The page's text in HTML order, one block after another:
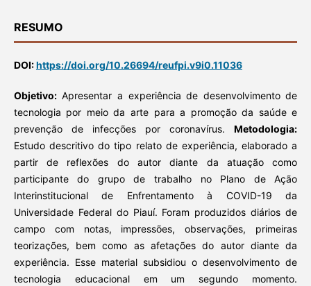
RESUMO
DOI:https://doi.org/10.26694/reufpi.v9i0.11036
Objetivo:Apresentar a experiência de desenvolvimento de
tecnologia por meio da arte para a promoção da saúde e
prevenção de infecções por coronavírus.Metodologia:
Estudo descritivo do tipo relato de experiência, elaborado a
partir de reflexões do autor diante da atuação como
participante do grupo de trabalho no Plano de Ação
Interinstitucional de Enfrentamento à COVID-19 da
Universidade Federal do Piauí. Foram produzidos diários de
campo com notas, impressões, observações, primeiras
teorizações, bem como as afetações do autor diante da
experiência. Esse material subsidiou o desenvolvimento de
tecnologia educacional em um segundo momento.